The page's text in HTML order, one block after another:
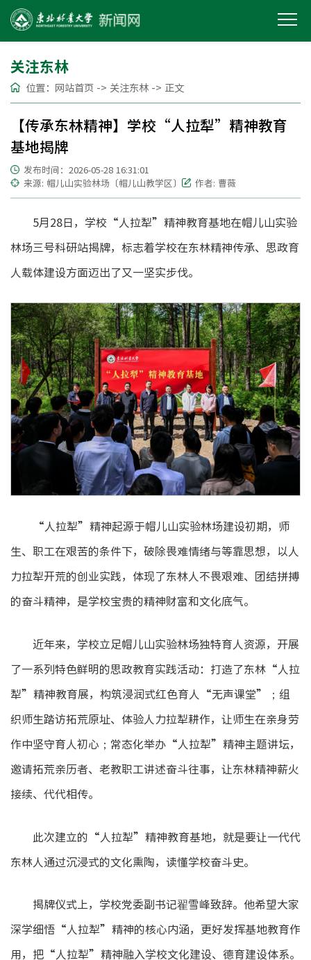
关注东林
位置： 网站首页 -> 关注东林 -> 正文
【传承东林精神】学校“人拉犁”精神教育
基地揭牌
发布时间：2026-05-28 16:31:01
来源: 帽儿山实验林场〔帽儿山教学区〕
作者: 曹薇
5月28日，学校“人拉犁”精神教育基地在帽儿山实验
林场三号科研站揭牌，标志着学校在东林精神传承、思政育
人载体建设方面迈出了又一坚实步伐。
“人拉犁”精神起源于帽儿山实验林场建设初期，师
生、职工在艰苦的条件下，破除畏难情绪与等靠思想，以人
力拉犁开荒的创业实践，体现了东林人不畏艰难、团结拼搏
的奋斗精神，是学校宝贵的精神财富和文化底气。
近年来，学校立足帽儿山实验林场独特育人资源，开展
了一系列特色鲜明的思政教育实践活动：打造了东林“人拉
犁”精神教育展，构筑浸润式红色育人“无声课堂”；组
织师生踏访拓荒原址、体验人力拉犁耕作，让师生在亲身劳
作中坚守育人初心；常态化举办“人拉犁”精神主题讲坛，
邀请拓荒亲历者、老教职工讲述奋斗往事，让东林精神薪火
接续、代代相传。
此次建立的“人拉犁”精神教育基地，就是要让一代代
东林人通过沉浸式的文化熏陶，读懂学校奋斗史。
揭牌仪式上，学校党委副书记翟雪峰致辞。他希望大家
深学细悟“人拉犁”精神的核心内涵，更好发挥基地教育作
用，把“人拉犁”精神融入学校文化建设、德育建设体系。